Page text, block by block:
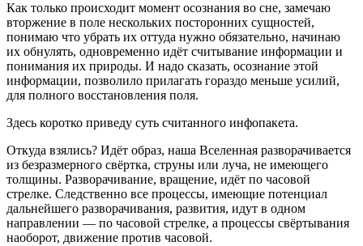
Как только происходит момент осознания во сне, замечаю
вторжение в поле нескольких посторонних сущностей,
понимаю что убрать их оттуда нужно обязательно, начинаю
их обнулять, одновременно идёт считывание информации и
понимания их природы. И надо сказать, осознание этой
информации, позволило прилагать гораздо меньше усилий,
для полного восстановления поля.
Здесь коротко приведу суть считанного инфопакета.
Откуда взялись? Идёт образ, наша Вселенная разворачивается
из безразмерного свёртка, струны или луча, не имеющего
толщины. Разворачивание, вращение, идёт по часовой
стрелке. Следственно все процессы, имеющие потенциал
дальнейшего разворачивания, развития, идут в одном
направлении — по часовой стрелке, а процессы свёртывания
наоборот, движение против часовой.